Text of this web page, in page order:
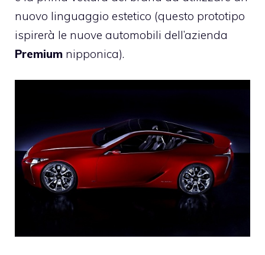
nuovo linguaggio estetico (questo prototipo
ispirerà le nuove automobili dell’azienda
Premium nipponica).